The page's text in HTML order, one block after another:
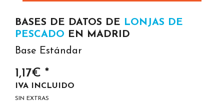
BASES DE DATOS DE LONJAS DE
PESCADO EN MADRID
Base Estándar
1,17€ *
IVA INCLUIDO
SIN EXTRAS